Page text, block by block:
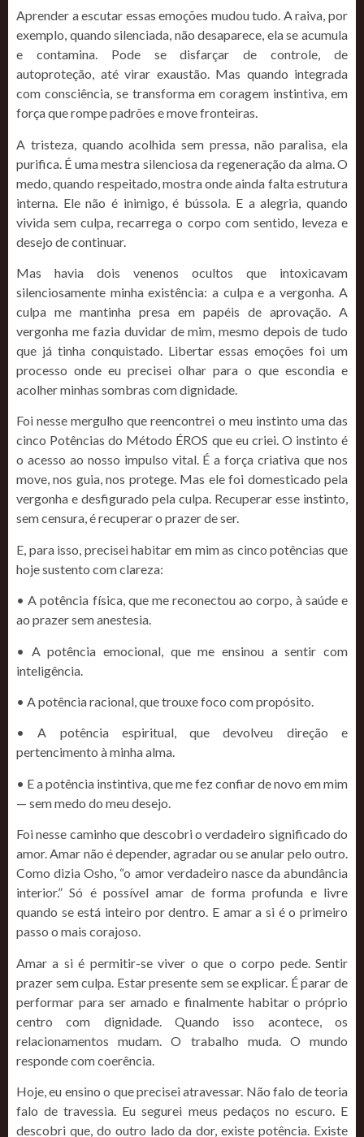
Aprender a escutar essas emoções mudou tudo. A raiva, por
exemplo, quando silenciada, não desaparece, ela se acumula
e contamina. Pode se disfarçar de controle, de
autoproteção, até virar exaustão. Mas quando integrada
com consciência, se transforma em coragem instintiva, em
força que rompe padrões e move fronteiras.
A tristeza, quando acolhida sem pressa, não paralisa, ela
purifica. É uma mestra silenciosa da regeneração da alma. O
medo, quando respeitado, mostra onde ainda falta estrutura
interna. Ele não é inimigo, é bússola. E a alegria, quando
vivida sem culpa, recarrega o corpo com sentido, leveza e
desejo de continuar.
Mas havia dois venenos ocultos que intoxicavam
silenciosamente minha existência: a culpa e a vergonha. A
culpa me mantinha presa em papéis de aprovação. A
vergonha me fazia duvidar de mim, mesmo depois de tudo
que já tinha conquistado. Libertar essas emoções foi um
processo onde eu precisei olhar para o que escondia e
acolher minhas sombras com dignidade.
Foi nesse mergulho que reencontrei o meu instinto uma das
cinco Potências do Método ÉROS que eu criei. O instinto é
o acesso ao nosso impulso vital. É a força criativa que nos
move, nos guia, nos protege. Mas ele foi domesticado pela
vergonha e desfigurado pela culpa. Recuperar esse instinto,
sem censura, é recuperar o prazer de ser.
E, para isso, precisei habitar em mim as cinco potências que
hoje sustento com clareza:
• A potência física, que me reconectou ao corpo, à saúde e
ao prazer sem anestesia.
• A potência emocional, que me ensinou a sentir com
inteligência.
• A potência racional, que trouxe foco com propósito.
• A potência espiritual, que devolveu direção e
pertencimento à minha alma.
• E a potência instintiva, que me fez confiar de novo em mim
— sem medo do meu desejo.
Foi nesse caminho que descobri o verdadeiro significado do
amor. Amar não é depender, agradar ou se anular pelo outro.
Como dizia Osho, “o amor verdadeiro nasce da abundância
interior.” Só é possível amar de forma profunda e livre
quando se está inteiro por dentro. E amar a si é o primeiro
passo o mais corajoso.
Amar a si é permitir-se viver o que o corpo pede. Sentir
prazer sem culpa. Estar presente sem se explicar. É parar de
performar para ser amado e finalmente habitar o próprio
centro com dignidade. Quando isso acontece, os
relacionamentos mudam. O trabalho muda. O mundo
responde com coerência.
Hoje, eu ensino o que precisei atravessar. Não falo de teoria
falo de travessia. Eu segurei meus pedaços no escuro. E
descobri que, do outro lado da dor, existe potência. Existe